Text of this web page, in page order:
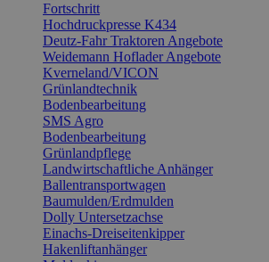
Fortschritt
Hochdruckpresse K434
Deutz-Fahr Traktoren Angebote
Weidemann Hoflader Angebote
Kverneland/VICON
Grünlandtechnik
Bodenbearbeitung
SMS Agro
Bodenbearbeitung
Grünlandpflege
Landwirtschaftliche Anhänger
Ballentransportwagen
Baumulden/Erdmulden
Dolly Untersetzachse
Einachs-Dreiseitenkipper
Hakenliftanhänger